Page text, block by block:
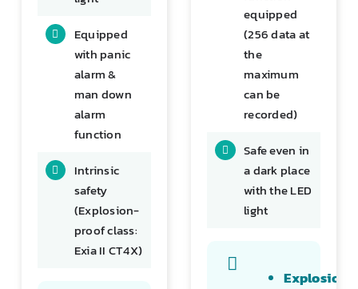
Equipped
with panic
alarm &
man down
alarm
function
Intrinsic
safety
(Explosion-
proof class:
Exia II CT4X)
equipped
(256 data at
the
maximum
can be
recorded)
Safe even in
a dark place
with the LED
light